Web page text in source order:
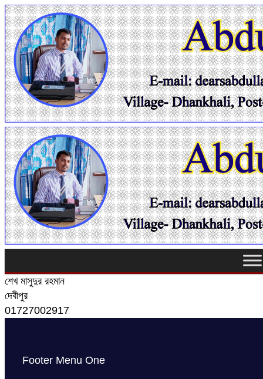
শেখ মাসুদুর রহমান
দেবীপুর
01727002917
Footer Menu One